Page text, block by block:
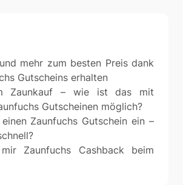
mehr zum besten Preis dank
Gutscheins erhalten
Zaunkauf – wie ist das mit
Gutscheinen möglich?
Zaunfuchs Gutschein ein –
Zaunfuchs Cashback beim